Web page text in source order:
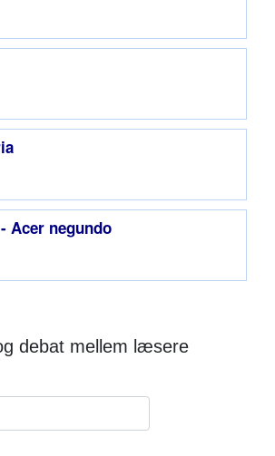
Acer negundo
debat mellem læsere